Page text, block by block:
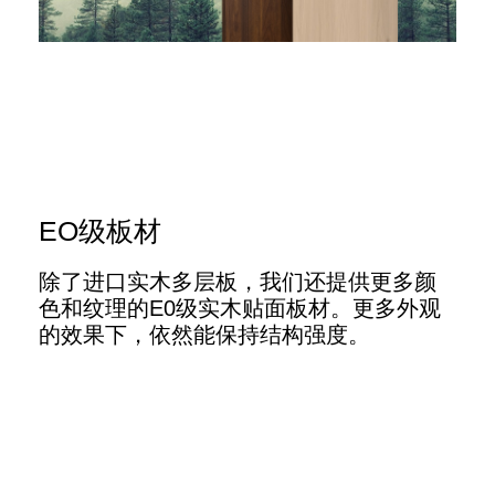
EO级板材
除了进口实木多层板，我们还提供更多颜
色和纹理的E0级实木贴面板材。更多外观
的效果下，依然能保持结构强度。